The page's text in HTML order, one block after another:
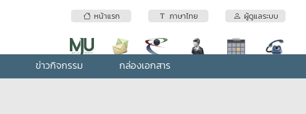
หน้าแรก ภาษาไทย ผู้ดูแลระบบ
ข่าวกิจกรรม กล่องเอกสาร